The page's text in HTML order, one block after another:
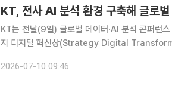
KT는 전날(9일) 글로벌 데이터·AI 분석 콘퍼
지 디지털 혁신상(Strategy Digital
포
2026-07-10 09:46